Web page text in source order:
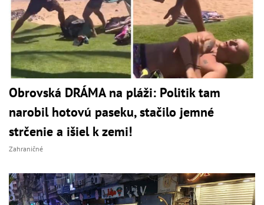
Obrovská DRÁMA na pláži: Politik tam
narobil hotovú paseku, stačilo jemné
strčenie a išiel k zemi!
Zahraničné